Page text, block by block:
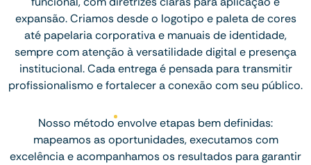
expansão. Criamos desde o logotipo e paleta de cores
até papelaria corporativa e manuais de identidade,
sempre com atenção à versatilidade digital e presença
institucional. Cada entrega é pensada para transmitir
profissionalismo e fortalecer a conexão com seu público.
Nosso método envolve etapas bem definidas:
mapeamos as oportunidades, executamos com
excelência e acompanhamos os resultados para garantir